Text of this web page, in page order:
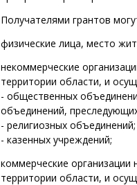
Получателями грантов
физические лица, место
некоммерческие
территории области, и
- общественных
объединений,
- религиозных объединений;
- казенных учреждений;
коммерческие
территории области, и